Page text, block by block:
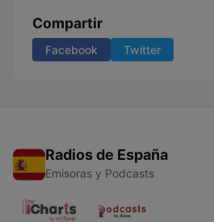
Compartir
Facebook Twitter
Radios de España
Emisoras y Podcasts